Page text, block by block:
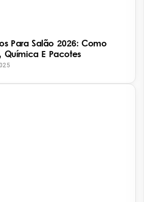
Para Salão 2026: Como
Química E Pacotes